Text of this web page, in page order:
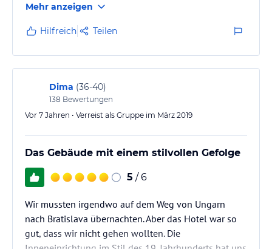
Mehr anzeigen
Hilfreich Teilen
Dima (36-40)
138 Bewertungen
Vor 7 Jahren • Verreist als Gruppe im März 2019
Das Gebäude mit einem stilvollen Gefolge
5 / 6
Wir mussten irgendwo auf dem Weg von Ungarn
nach Bratislava übernachten. Aber das Hotel war so
gut, dass wir nicht gehen wollten. Die